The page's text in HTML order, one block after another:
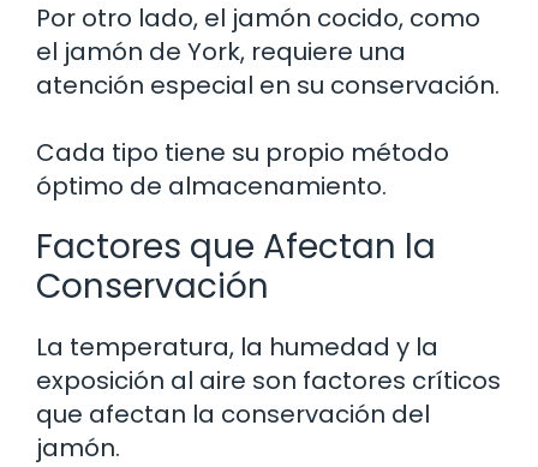
Por otro lado, el jamón cocido, como
el jamón de York, requiere una
atención especial en su conservación.
Cada tipo tiene su propio método
óptimo de almacenamiento.
Factores que Afectan la
Conservación
La temperatura, la humedad y la
exposición al aire son factores críticos
que afectan la conservación del
jamón.